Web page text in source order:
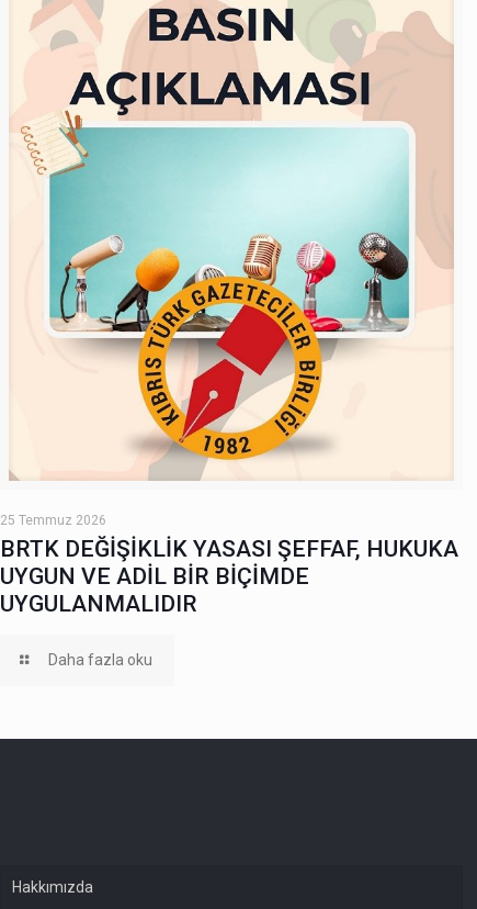
25 Temmuz 2026
BRTK DEĞİŞİKLİK YASASI ŞEFFAF, HUKUKA
UYGUN VE ADİL BİR BİÇİMDE
UYGULANMALIDIR
Daha fazla oku
Hakkımızda